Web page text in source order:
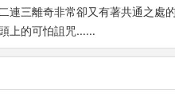
連三離奇非常卻又有著共通之
上的可怕詛咒……